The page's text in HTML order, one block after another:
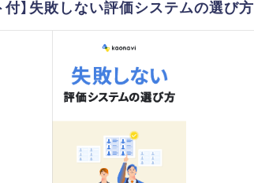
付】失敗しない評価システムの選び方